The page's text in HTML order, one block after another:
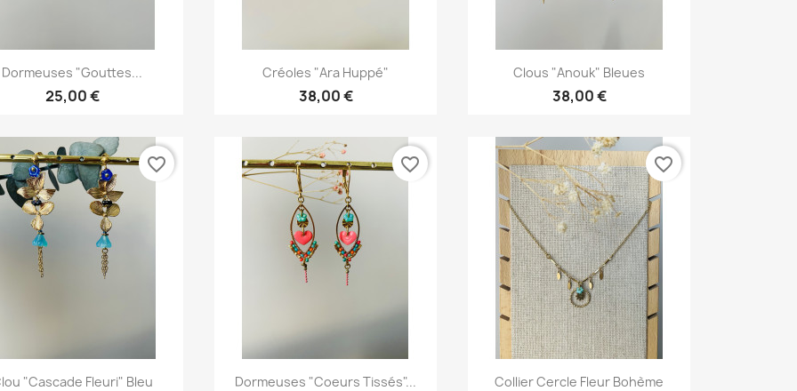
Aperçu rapide
Dormeuses "Gouttes...
25,00 €
Aperçu rapide
Créoles "Ara Huppé"
38,00 €
Aperçu rapide
Clous "Anouk" Bleues
38,00 €
Aperçu rapide
"Cascade Fleuri" Bleu
favorite_border
Aperçu rapide
Dormeuses "coeurs Tissés"...
favorite_border
Aperçu rapide
Collier Cercle Fleur Bohème
favorite_border